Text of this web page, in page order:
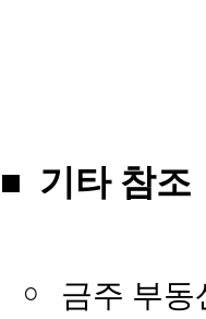
■ 기타 참조
￮
금주 부동